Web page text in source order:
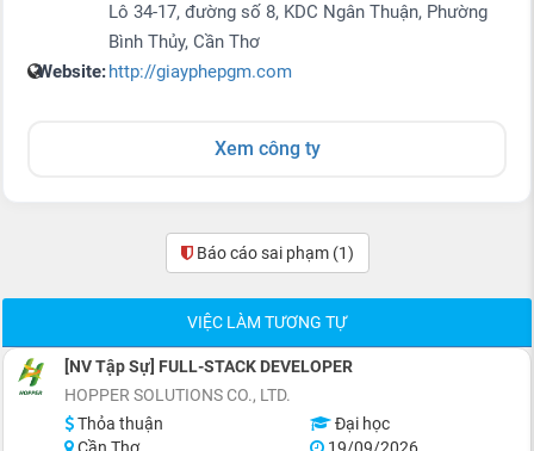
Lô 34-17, đường số 8, KDC Ngân Thuận, Phường
Bình Thủy, Cần Thơ
Website:http://giayphepgm.com
Xem công ty
Báo cáo sai phạm (1)
VIỆC LÀM TƯƠNG TỰ
[NV Tập Sự] FULL-STACK DEVELOPER
HOPPER SOLUTIONS CO., LTD.
Thỏa thuận
Đại học